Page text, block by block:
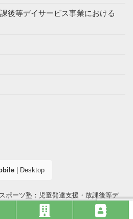
後等デイサービス事業における
| Desktop
ポーツ塾：児童発達支援・放課後等デ
・高槻市）
. All right reserved.